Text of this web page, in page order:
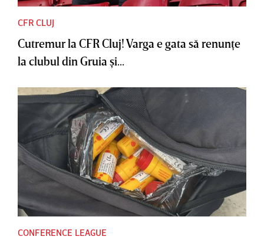
CFR CLUJ
Cutremur la CFR Cluj! Varga e gata să renunţe
la clubul din Gruia şi...
CONFERENCE LEAGUE